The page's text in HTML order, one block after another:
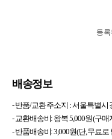
등
배송정보
- 반품/교환 주소지 :서울특별시
- 교환배송비: 왕복 5,000원 (구매
- 반품배송비: 3,000원(단, 무료